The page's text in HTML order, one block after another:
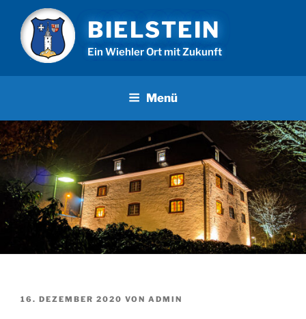
Inhalt
springen
BIELSTEIN
Ein Wiehler Ort mit Zukunft
Menü
VERÖFFENTLICHT
16. DEZEMBER 2020 VON ADMIN